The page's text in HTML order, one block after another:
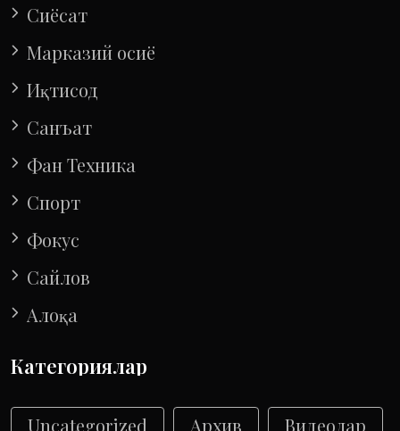
Сиёсат
Марказий осиё
Иқтисод
Санъат
Фан Техника
Спорт
Фокус
Сайлов
Алоқа
Категориялар
Uncategorized Архив Видеолар